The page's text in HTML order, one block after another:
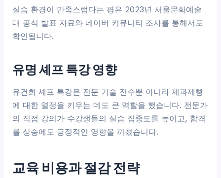
실습 환경이 만족스럽다는 평은 2023년 서울문화예술
대 공식 발표 자료와 네이버 커뮤니티 조사를 통해서도
확인됩니다.
유명 셰프 특강 영향
유건희 셰프 특강은 전문 기술 전수뿐 아니라 제과제빵
에 대한 열정을 키우는 데도 큰 역할을 했습니다. 전문가
의 직접 강의가 수강생들의 실습 집중도를 높이고, 합격
률 상승에도 긍정적인 영향을 끼쳤습니다.
교육 비용과 절감 전략